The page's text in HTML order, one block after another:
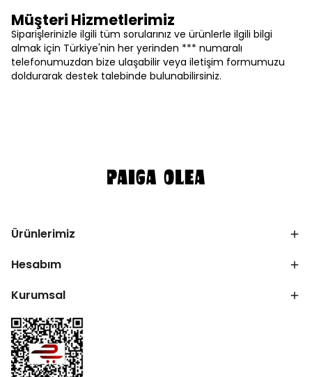
Müşteri Hizmetlerimiz
Siparişlerinizle ilgili tüm sorularınız ve ürünlerle ilgili bilgi
almak için Türkiye'nin her yerinden *** numaralı
telefonumuzdan bize ulaşabilir veya iletişim formumuzu
doldurarak destek talebinde bulunabilirsiniz.
Ürünlerimiz
Hesabım
Kurumsal